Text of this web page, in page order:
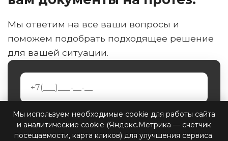
Мы ответим на все ваши вопросы и
поможем подобрать подходящее решение
для вашей ситуации.
Мы используем необходимые cookie для работы сайта
и аналитические cookie (Яндекс.Метрика — счётчик
посещаемости, карта кликов) для улучшения сервиса.